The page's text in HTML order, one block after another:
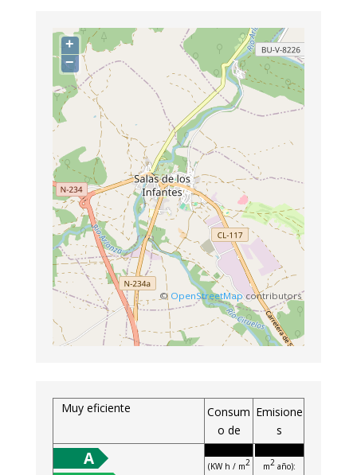
+
−
© OpenStreetMapcontributors
Muy eficiente
Consum
o de
energía
(KW h / m2
Emisione
s
m2año):
A